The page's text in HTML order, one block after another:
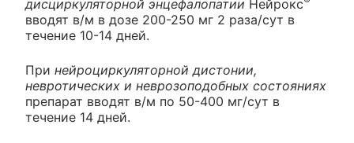
дисциркуляторной энцефалопатии Нейрокс
вводят в/м в дозе 200-250 мг 2 раза/сут в
течение 10-14 дней.
При нейроциркуляторной дистонии,
невротических и неврозоподобных состояниях
препарат вводят в/м по 50-400 мг/сут в
течение 14 дней.